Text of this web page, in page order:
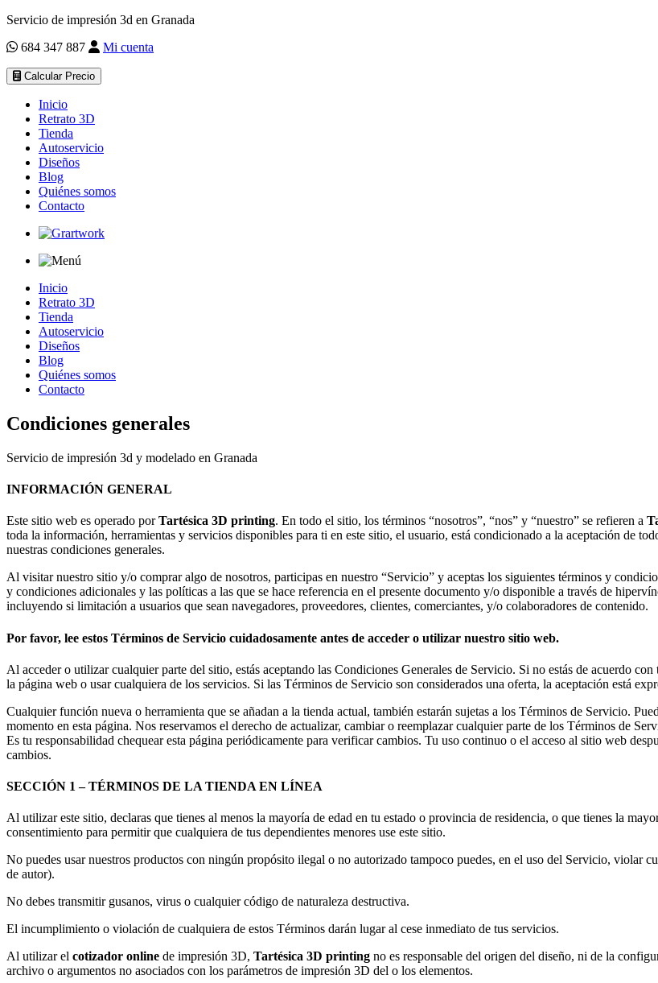
Servicio de impresión 3d en Granada
684 347 887
Mi cuenta
Calcular Precio
Inicio
Retrato 3D
Tienda
Autoservicio
Diseños
Blog
Quiénes somos
Contacto
Inicio
Retrato 3D
Tienda
Autoservicio
Diseños
Blog
Quiénes somos
Contacto
Condiciones generales
Servicio de impresión 3d y modelado en Granada
INFORMACIÓN GENERAL
Este sitio web es operado porTartésica 3D printing. En todo el sitio, los términos “nosotros”, “nos” y “nuestro” se refieren a
toda la información, herramientas y servicios disponibles para ti en este sitio, el usuario, está condicionado a la aceptación de
nuestras condiciones generales.
Al visitar nuestro sitio y/o comprar algo de nosotros, participas en nuestro “Servicio” y aceptas los siguientes términos y
y condiciones adicionales y las políticas a las que se hace referencia en el presente documento y/o disponible a través de
incluyendo si limitación a usuarios que sean navegadores, proveedores, clientes, comerciantes, y/o colaboradores de contenido.
Por favor, lee estos Términos de Servicio cuidadosamente antes de acceder o utilizar nuestro sitio web.
Al acceder o utilizar cualquier parte del sitio, estás aceptando las Condiciones Generales de Servicio. Si no estás de acuerdo
la página web o usar cualquiera de los servicios. Si las Términos de Servicio son considerados una oferta, la aceptación está
Cualquier función nueva o herramienta que se añadan a la tienda actual, también estarán sujetas a los Términos de Servicio.
momento en esta página. Nos reservamos el derecho de actualizar, cambiar o reemplazar cualquier parte de los Términos de
Es tu responsabilidad chequear esta página periódicamente para verificar cambios. Tu uso continuo o el acceso al sitio web
cambios.
SECCIÓN 1 – TÉRMINOS DE LA TIENDA EN LÍNEA
Al utilizar este sitio, declaras que tienes al menos la mayoría de edad en tu estado o provincia de residencia, o que tienes la
consentimiento para permitir que cualquiera de tus dependientes menores use este sitio.
No puedes usar nuestros productos con ningún propósito ilegal o no autorizado tampoco puedes, en el uso del Servicio, violar
de autor).
No debes transmitir gusanos, virus o cualquier código de naturaleza destructiva.
El incumplimiento o violación de cualquiera de estos Términos darán lugar al cese inmediato de tus servicios.
Al utilizar el cotizador online de impresión 3D, Tartésica 3D printing no es responsable del origen del diseño, ni de la
archivo o argumentos no asociados con los parámetros de impresión 3D del o los elementos.